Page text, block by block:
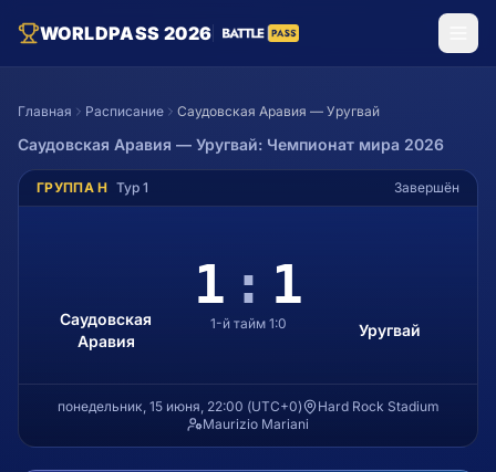
WORLDPASS 2026
Главная Расписание Саудовская Аравия — Уругвай
Саудовская Аравия — Уругвай: Чемпионат мира 2026
ГРУППА H Тур1 Завершён
Саудовская
Аравия
1 : 1
1-й тайм 1:0 Уругвай
понедельник, 15 июня, 22:00 (UTC+0)
Hard Rock Stadium
Maurizio Mariani